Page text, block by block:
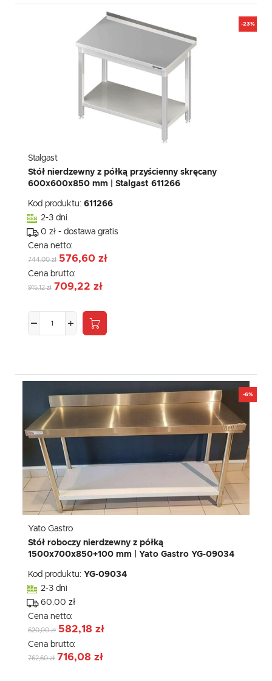
-23%
Stalgast
Stół nierdzewny z półką przyścienny skręcany
600x600x850 mm | Stalgast 611266
Kod produktu: 611266
2-3 dni
0 zł - dostawa gratis
Cena netto:
744,00 zł 576,60 zł
Cena brutto:
915,12 zł 709,22 zł
-6%
Yato Gastro
Stół roboczy nierdzewny z półką
1500x700x850+100 mm | Yato Gastro YG-09034
Kod produktu: YG-09034
2-3 dni
60.00 zł
Cena netto:
620,00 zł 582,18 zł
Cena brutto:
762,60 zł 716,08 zł